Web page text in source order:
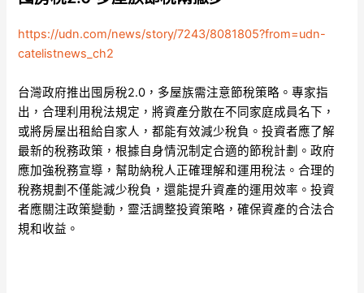
https://udn.com/news/story/7243/8081805?from=udn-
catelistnews_ch2
台灣政府推出囤房稅2.0，多屋族需注意節稅策略。專家指
出，合理利用稅法規定，將資產分散在不同家庭成員名下，
或將房屋出租給自家人，都能有效減少稅負。投資者應了解
最新的稅務政策，根據自身情況制定合適的節稅計劃。政府
應加強稅務宣導，幫助納稅人正確理解和運用稅法。合理的
稅務規劃不僅能減少稅負，還能提升資產的運用效率。投資
者應關注政策變動，靈活調整投資策略，確保資產的合法合
規和收益。